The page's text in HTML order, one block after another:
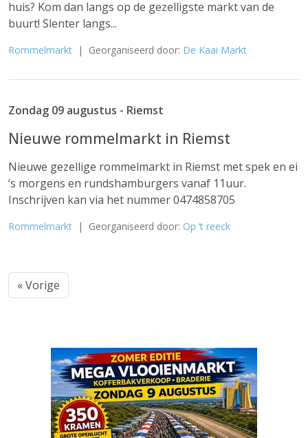
huis? Kom dan langs op de gezelligste markt van de
buurt! Slenter langs...
Rommelmarkt | Georganiseerd door: De Kaai Markt
Zondag 09 augustus - Riemst
Nieuwe rommelmarkt in Riemst
Nieuwe gezellige rommelmarkt in Riemst met spek en ei
‘s morgens en rundshamburgers vanaf 11uur.
Inschrijven kan via het nummer 0474858705
Rommelmarkt | Georganiseerd door: Op ‘t reeck
« Vorige